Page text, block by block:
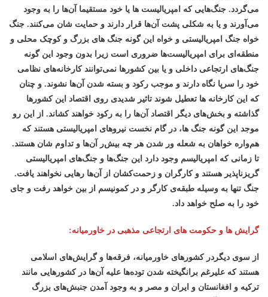
می‌گردد. جنگ‌هایی که امپریالیست ها یا خود مستقیما آن‌ها را به وجود
می‌آورند و یا به شکلی پشت آن‌ها قرار دارند و حمایت شان می‌کنند. جنگ
خواه جنگ امپریالیستی و خواه این گونه جنگ های بزرگ و کوچک محلی و
منطقه‌ای برای امپریالیست‌ها ضروری است زیرا بدون وجود این گونه
جنگ‌های ارتجاعی داخلی و یا بین کشورها نمی‌توانند کارخانه‌های نظامی
خود را سرپا نگاه دارند و موجب رکود و بسته شدن آن‌ها نشوند. و چنان
که این کارخانه ها تعطیل شوند تاثیر شدیدی روی اقتصاد این کشورها
گذاشته و بخش‌های دیگر اقتصاد آن‌ها را به رکود خواهند کشاند. از این رو
موجد این گونه جنگ ها، در گام نخست نیروهای امپریالیستی هستند که
هم‌واره خواهان به شعله ور شدن هر چه بیش‌ر آن‌ها و تداوم شان هستند.
تا زمانی که امپریالیسم وجود دارد این جنگ‌ها و جنگ‌های امپریالیستی
گریزناپذیر هستند و کارگران و زحمت‌کشان از آن‌ها رهایی نخواهند یافت.
جنگ تنها به وسیله طبقه‌ی کارگر و در کمونیسم از بین خواهد رفت و جای
خود را به صلح خواهد داد.
گرایش ها و حکومت های ارتجاعی مذهبی در خاورمیانه:
از سوی دیگردر کشورهای خاورمیانه، فرقه‌ها و گرایش‌های اسلامی
هستند که علیرغم برانگیخته شدن توده‌ها علیه آن‌ها در کشورهایی مانند
ترکیه و افغانستان و ایران و مصر و به وجود آمدن جنبش‌های بزرگ